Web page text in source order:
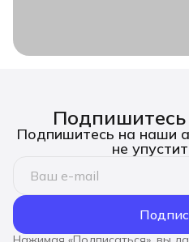
Подпишитесь на наши
не